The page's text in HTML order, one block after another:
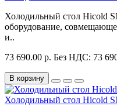
Холодильный стол Hicold
оборудование,
и..
73 690.00 р. Без НДС: 73
В корзину
Холодильный стол Hicold